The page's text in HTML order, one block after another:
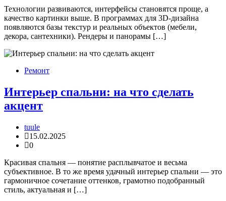
Технологии развиваются, интерфейсы становятся проще, а
качество картинки выше. В программах для 3D-дизайна
появляются базы текстур и реальных объектов (мебели,
декора, сантехники). Рендеры и панорамы […]
Ремонт
Интерьер спальни: на что сделать
акцент
tuule
15.02.2025
0
Красивая спальня — понятие расплывчатое и весьма
субъективное. В то же время удачный интерьер спальни — это
гармоничное сочетание оттенков, грамотно подобранный
стиль, актуальная и […]